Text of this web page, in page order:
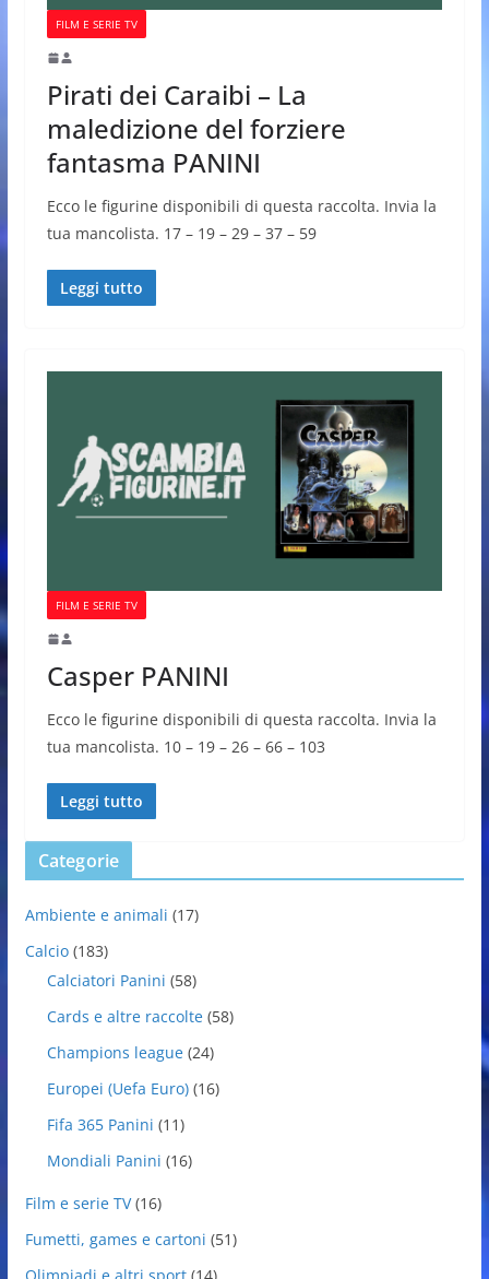
FILM E SERIE TV
Pirati dei Caraibi – La
maledizione del forziere
fantasma PANINI
Ecco le figurine disponibili di questa raccolta. Invia la
tua mancolista. 17 – 19 – 29 – 37 – 59
Leggi tutto
FILM E SERIE TV
Casper PANINI
Ecco le figurine disponibili di questa raccolta. Invia la
tua mancolista. 10 – 19 – 26 – 66 – 103
Leggi tutto
Categorie
Ambiente e animali (17)
Calcio(183)
Calciatori Panini (58)
Cards e altre raccolte(58)
Champions league(24)
Europei (Uefa Euro)(16)
Fifa 365 Panini (11)
Mondiali Panini (16)
Film e serie TV(16)
Fumetti, games e cartoni (51)